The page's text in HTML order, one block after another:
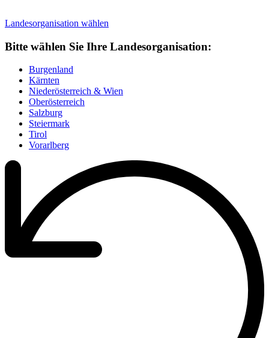
Landesorganisation wählen
Bitte wählen Sie Ihre Landesorganisation:
Burgenland
Kärnten
Niederösterreich & Wien
Oberösterreich
Salzburg
Steiermark
Tirol
Vorarlberg